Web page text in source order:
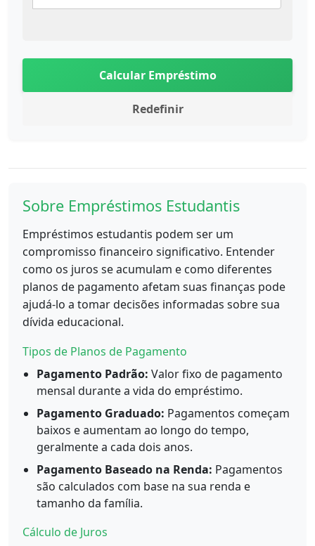
Calcular Empréstimo
Redefinir
Sobre Empréstimos Estudantis
Empréstimos estudantis podem ser um
compromisso financeiro significativo. Entender
como os juros se acumulam e como diferentes
planos de pagamento afetam suas finanças pode
ajudá-lo a tomar decisões informadas sobre sua
dívida educacional.
Tipos de Planos de Pagamento
Pagamento Padrão: Valor fixo de pagamento
mensal durante a vida do empréstimo.
Pagamento Graduado: Pagamentos começam
baixos e aumentam ao longo do tempo,
geralmente a cada dois anos.
Pagamento Baseado na Renda: Pagamentos
são calculados com base na sua renda e
tamanho da família.
Cálculo de Juros